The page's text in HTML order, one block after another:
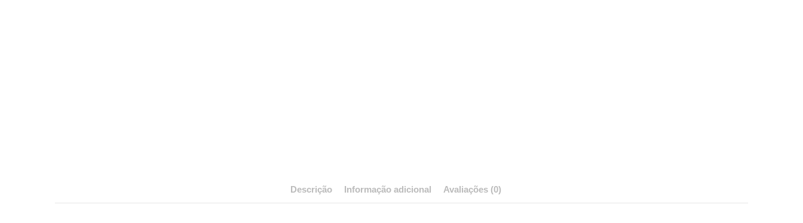
Descrição Informação adicional Avaliações (0)